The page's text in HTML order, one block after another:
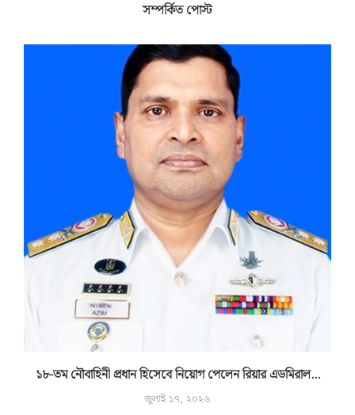
সম্পর্কিত পোস্ট
১৮-তম নৌবাহিনী প্রধান হিসেবে নিয়োগ পেলেন রিয়ার এডমিরাল...
জুলাই ১৭, ২০২৬